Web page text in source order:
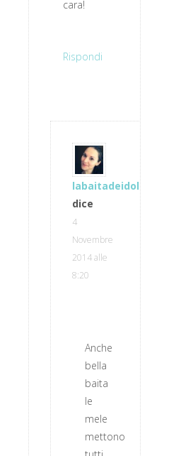
cara!
Rispondi
labaitadeidolci
dice
4
Novembre
2014 alle
8:20
Anche
bella
baita
le
mele
mettono